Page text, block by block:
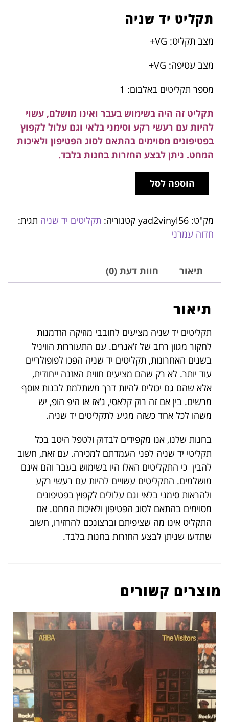
תקליט יד שניה
מצב תקליט: VG+
מצב עטיפה: VG+
מספר תקליטים באלבום: 1
תקליט זה היה בשימוש בעבר ואינו מושלם, עשוי
להיות עם רעשי רקע וסימני בלאי וגם עלול לקפוץ
בפטיפונים מסוימים בהתאם לסוג הפטיפון ולאיכות
המחט. ניתן לבצע החזרות בחנות בלבד.
הוספה לסל
מק"ט: yad2vinyl56 קטגוריה: תקליטים יד שניה תגית:
חדוה עמרני
תיאור חוות דעת (0)
תיאור
תקליטים יד שניה מציעים לחובבי מוזיקה הזדמנות
לחקור מגוון רחב של ז’אנרים. עם התעוררות הוויניל
בשנים האחרונות, תקליטים יד שניה הפכו לפופולריים
עוד יותר. לא רק שהם מציעים חווית האזנה ייחודית,
אלא שהם גם יכולים להיות דרך משתלמת לבנות אוסף
מרשים. בין אם זה רוק קלאסי, ג’אז או היפ הופ, יש
משהו לכל אחד כשזה מגיע לתקליטים יד שניה.
בחנות שלנו, אנו מקפידים לבדוק ולטפל היטב בכל
תקליטי יד שניה לפני העמדתם למכירה. עם זאת, חשוב
להבין כי התקליטים האלו היו בשימוש בעבר והם אינם
מושלמים. התקליטים עשויים להיות עם רעשי רקע
ולהראות סימני בלאי וגם עלולים לקפוץ בפטיפונים
מסוימים בהתאם לסוג הפטיפון ולאיכות המחט. אם
התקליט אינו מה שציפיתם וברצונכם להחזירו, חשוב
שתדעו שניתן לבצע החזרות בחנות בלבד.
מוצרים קשורים